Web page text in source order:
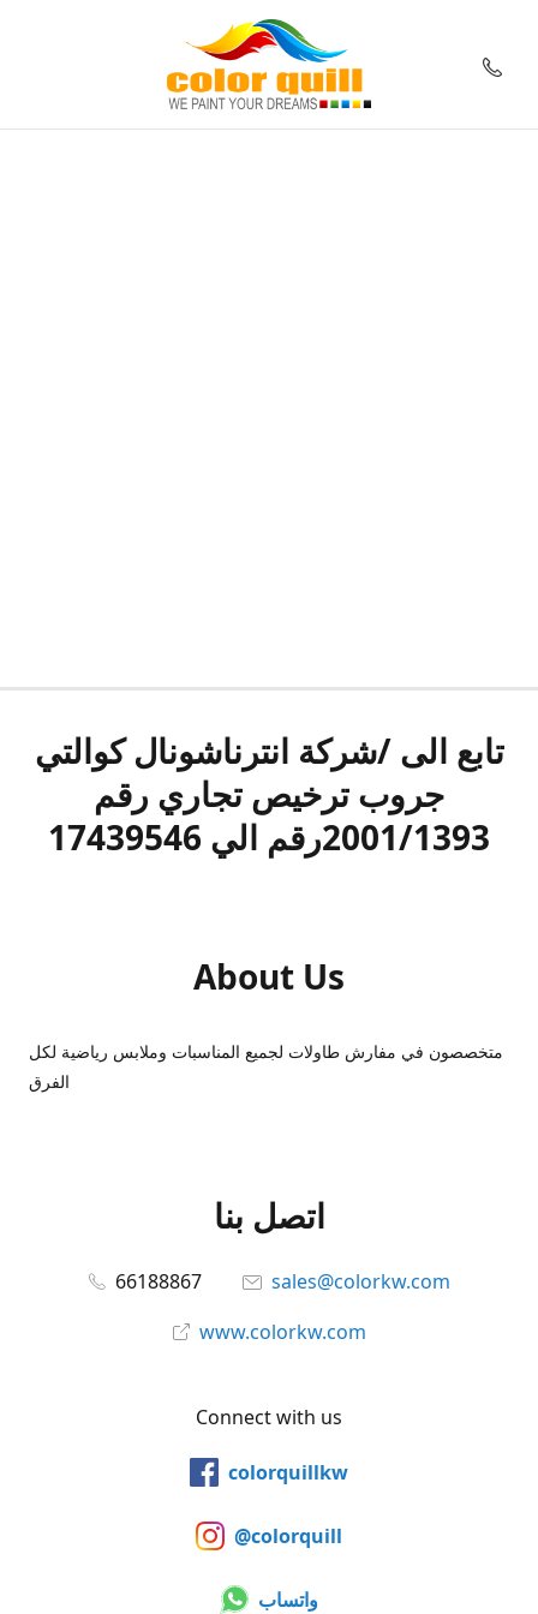
تابع الى /شركة انترناشونال كوالتي
جروب ترخيص تجاري رقم
2001/1393رقم الي 17439546
About Us
متخصصون في مفارش طاولات لجميع المناسبات وملابس رياضية لكل
الفرق
اتصل بنا
66188867
sales@colorkw.com
www.colorkw.com
Connect with us
colorquillkw
@colorquill
واتساب